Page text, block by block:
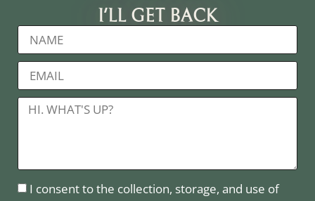
I'LL GET BACK
I consent to the collection, storage, and use of